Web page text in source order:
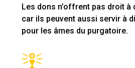
Les dons n’offrent pas droit à
car ils peuvent aussi servir à
pour les âmes du purgatoire.